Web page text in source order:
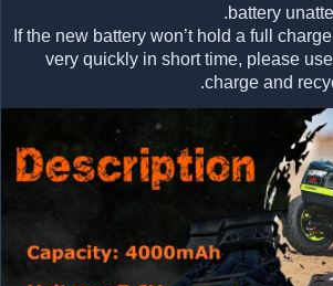
battery
4.If the new battery won’t hold a full
very quickly in short time, please
charge and